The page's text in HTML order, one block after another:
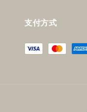
支付方式